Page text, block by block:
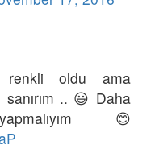
oldu ama
.. 😃 Daha
😊